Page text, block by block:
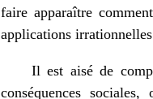
faire apparaître
applications
Il est aisé de
conséquences